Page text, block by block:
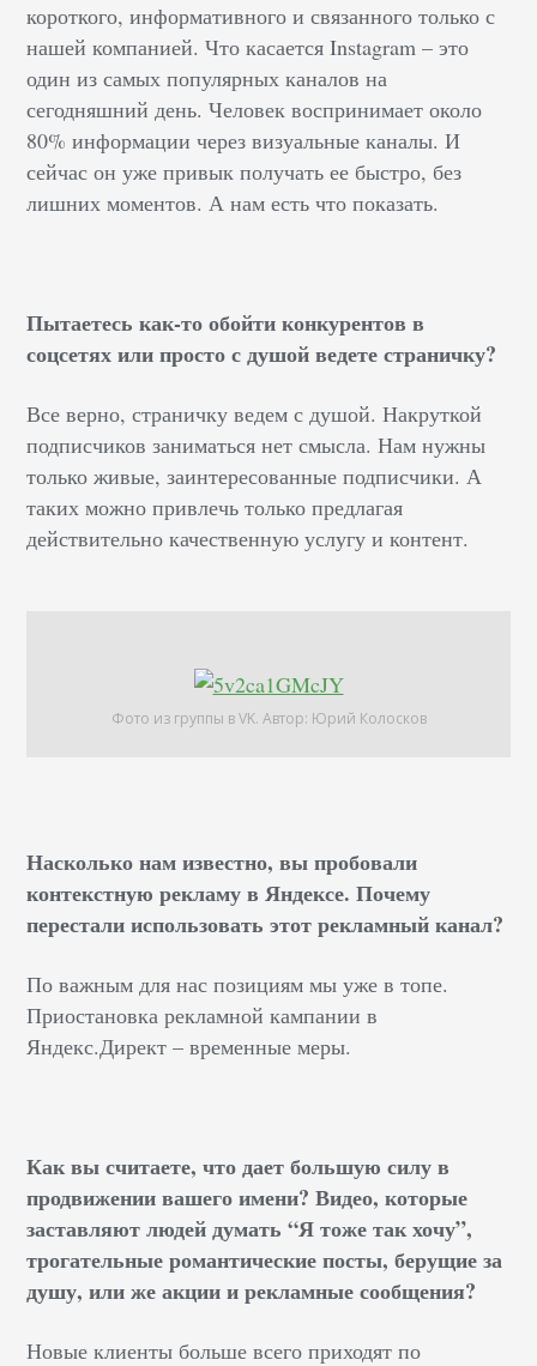
короткого, информативного и связанного только с
нашей компанией. Что касается Instagram – это
один из самых популярных каналов на
сегодняшний день. Человек воспринимает около
80% информации через визуальные каналы. И
сейчас он уже привык получать ее быстро, без
лишних моментов. А нам есть что показать.
Пытаетесь как-то обойти конкурентов в
соцсетях или просто с душой ведете страничку?
Все верно, страничку ведем с душой. Накруткой
подписчиков заниматься нет смысла. Нам нужны
только живые, заинтересованные подписчики. А
таких можно привлечь только предлагая
действительно качественную услугу и контент.
Фото из группы в VK. Автор: Юрий Колосков
Насколько нам известно, вы пробовали
контекстную рекламу в Яндексе. Почему
перестали использовать этот рекламный канал?
По важным для нас позициям мы уже в топе.
Приостановка рекламной кампании в
Яндекс.Директ – временные меры.
Как вы считаете, что дает большую силу в
продвижении вашего имени? Видео, которые
заставляют людей думать “Я тоже так хочу”,
трогательные романтические посты, берущие за
душу, или же акции и рекламные сообщения?
Новые клиенты больше всего приходят по